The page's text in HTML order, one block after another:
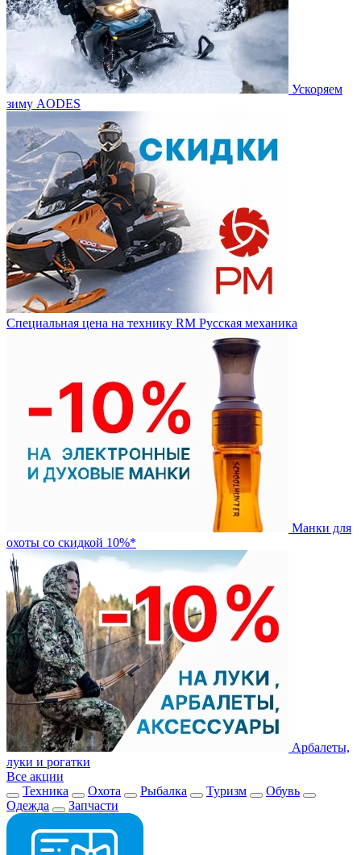
Ускоряем
зиму AODES
Специальная цена на технику RM Русская механика
Манки для
охоты со скидкой 10%*
Арбалеты,
луки и рогатки
Все акции
Техника
Охота Рыбалка Туризм
Обувь
Одежда
Запчасти